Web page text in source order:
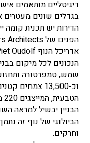
הדירות יש תכנית קומה
הפנים של Heyligers Architects.
הנכונים לכל מיקום
וכ-13,500
הבניין יבשיל למראה
הביולוגי של נוף זה
וחרקים.